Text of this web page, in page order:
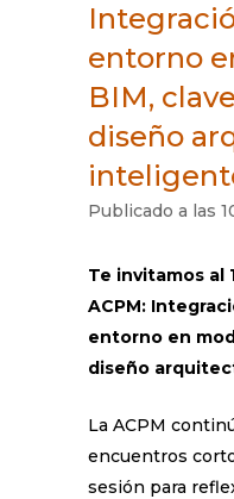
entorno
BIM,
diseño
Publicado a las
Te invitamos al
ACPM:
entorno en
diseño
La ACPM
encuentros
sesión para